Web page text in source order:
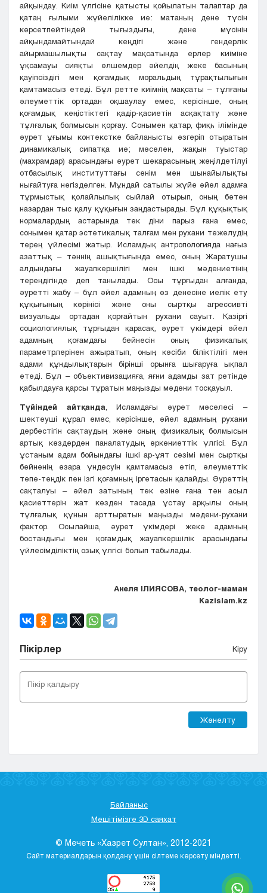
айқындау. Киім үлгісіне қатысты қойылатын талаптар да
қатаң ғылыми жүйелілікке ие: матаның дене түсін
көрсетпейтіндей тығыздығы, дене мүсінін
айқындамайтындай кеңдігі және гендерлік
айырмашылықты сақтау мақсатында ерлер киіміне
ұқсамауы сияқты өлшемдер әйелдің жеке басының
қауіпсіздігі мен қоғамдық моральдың тұрақтылығын
қамтамасыз етеді. Бұл ретте киімнің мақсаты – тұлғаны
әлеуметтік ортадан оқшаулау емес, керісінше, оның
қоғамдық кеңістіктегі қадір-қасиетін асқақтату және
тұлғалық болмысын қорғау. Сонымен қатар, фиқһ ілімінде
әурет ұғымы контекстке байланысты өзгеріп отыратын
динамикалық сипатқа ие; мәселен, жақын туыстар
(махрамдар) арасындағы әурет шекарасының жеңілдетілуі
отбасылық институттағы сенім мен шынайылықты
нығайтуға негізделген. Мұндай сатылы жүйе әйел адамға
тұрмыстық қолайлылық сыйлай отырып, оның бөтен
назардан тыс қалу құқығын заңдастырады. Бұл құқықтық
нормалардың астарында тек діни парыз ғана емес,
сонымен қатар эстетикалық талғам мен рухани тежелудің
терең үйлесімі жатыр. Исламдық антропологияда нағыз
азаттық – тәннің ашықтығында емес, оның Жаратушы
алдындағы жауапкершілігі мен ішкі мәдениетінің
тереңдігінде деп танылады. Осы тұрғыдан алғанда,
әуретті жабу – бұл әйел адамның өз денесіне иелік ету
құқығының көрінісі және оны сыртқы агрессивті
визуальды ортадан қорғайтын рухани сауыт. Қазіргі
социологиялық тұрғыдан қарасақ, әурет үкімдері әйел
адамның қоғамдағы бейнесін оның физикалық
параметрлерінен ажыратып, оның кәсіби біліктілігі мен
адами құндылықтарын бірінші орынға шығаруға ықпал
етеді. Бұл – объективизацияға, яғни адамды зат ретінде
қабылдауға қарсы тұратын маңызды мәдени тосқауыл.
Түйіндей айтқанда , Исламдағы әурет мәселесі –
шектеуші құрал емес, керісінше, әйел адамның рухани
дербестігін сақтаудың және оның физикалық болмысын
артық көздерден паналатудың өркениеттік үлгісі. Бұл
ұстаным адам бойындағы ішкі ар-ұят сезімі мен сыртқы
бейненің өзара үндесуін қамтамасыз етіп, әлеуметтік
тепе-теңдік пен ізгі қоғамның іргетасын қалайды. Әуреттің
сақталуы – әйел затының тек өзіне ғана тән асыл
қасиеттерін жат көзден тасада ұстау арқылы оның
тұлғалық құнын арттыратын маңызды мәдени-рухани
фактор. Осылайша, әурет үкімдері жеке адамның
бостандығы мен қоғамдық жауапкершілік арасындағы
үйлесімділіктің озық үлгісі болып табылады.
Анеля ІЛИЯСОВА, теолог-маман
Kazislam.kz
Пікірлер Кіру
Жөнелту
Байланыс
Мешітімізге 3D саяхат
© Мечеть «Хазрет Султан», 2012-2021
Сайт материалдарын қолдану үшін сілтеме көрсету міндетті.